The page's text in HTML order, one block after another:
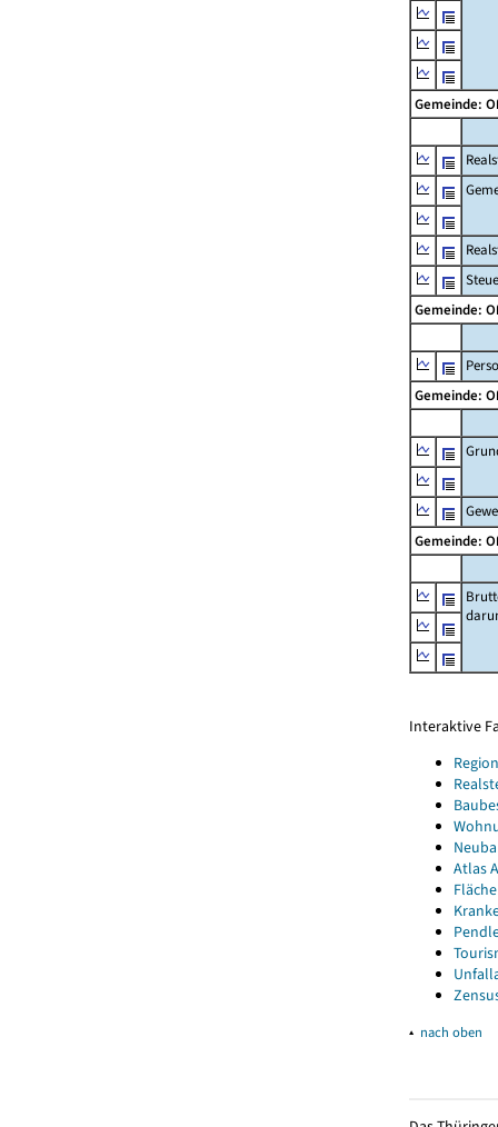
Gemeinde:
Gemeinde:
Gemeinde:
Gemeinde:
Interaktive
Atlas
▴ nach oben